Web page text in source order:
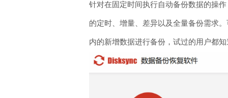
针对在固定时间执行自动备份数据的操
的定时、增量、差异以及全量备份需求
内的新增数据进行备份，试过的用户都